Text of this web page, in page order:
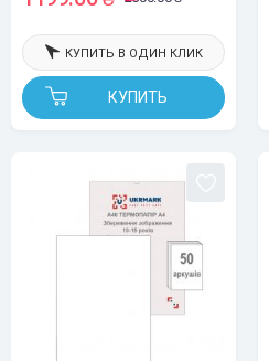
КУПИТЬ
КУПИТЬ В ОДИН КЛИК